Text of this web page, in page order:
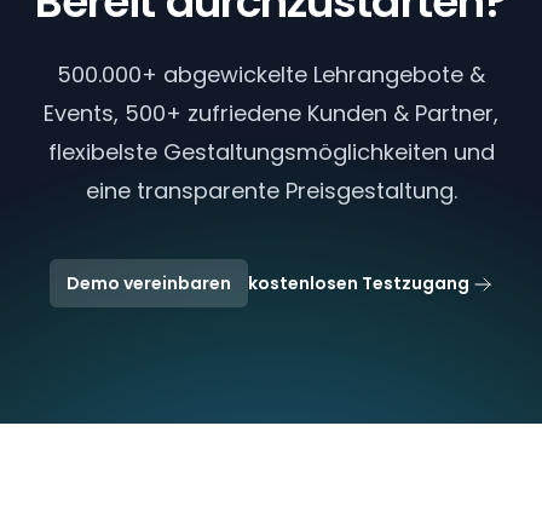
500.000+ abgewickelte Lehrangebote &
Events, 500+ zufriedene Kunden & Partner,
flexibelste Gestaltungsmöglichkeiten und
eine transparente Preisgestaltung.
Demo vereinbaren kostenlosen Testzugang